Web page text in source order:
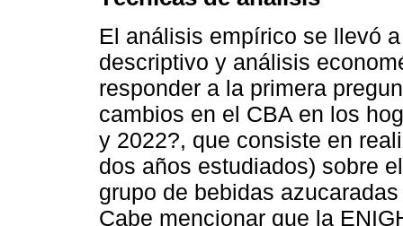
El análisis empírico se llevó
descriptivo y análisis
responder a la primera
cambios en el CBA en los
y 2022?, que consiste en
dos años estudiados) sobre
grupo de bebidas
Cabe mencionar que la